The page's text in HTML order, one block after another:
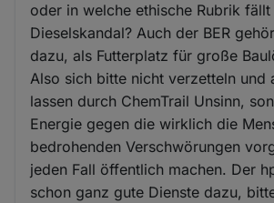
oder in welche ethische Rubrik
Dieselskandal? Auch der BER
dazu, als Futterplatz für große
Also sich bitte nicht verzetteln und
lassen durch ChemTrail Unsinn,
Energie gegen die wirklich die
bedrohenden Verschwörungen
jeden Fall öffentlich machen. Der
schon ganz gute Dienste dazu,